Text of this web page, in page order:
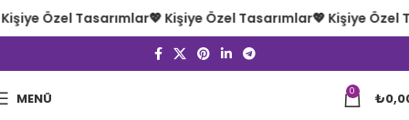
MENÜ 0 ₺
Özel Tasarımlar💖 Kişiye Özel Tasarımlar💖 Kişiye Özel